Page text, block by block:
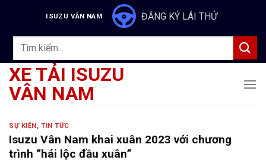
content
ISUZU VÂN NAM ĐĂNG KÝ LÁI THỬ
Tìm
XE TẢI ISUZU
VÂN NAM
SỰ KIỆN,TIN TỨC
Isuzu Vân Nam khai xuân 2023 với chương
trình “hái lộc đầu xuân”